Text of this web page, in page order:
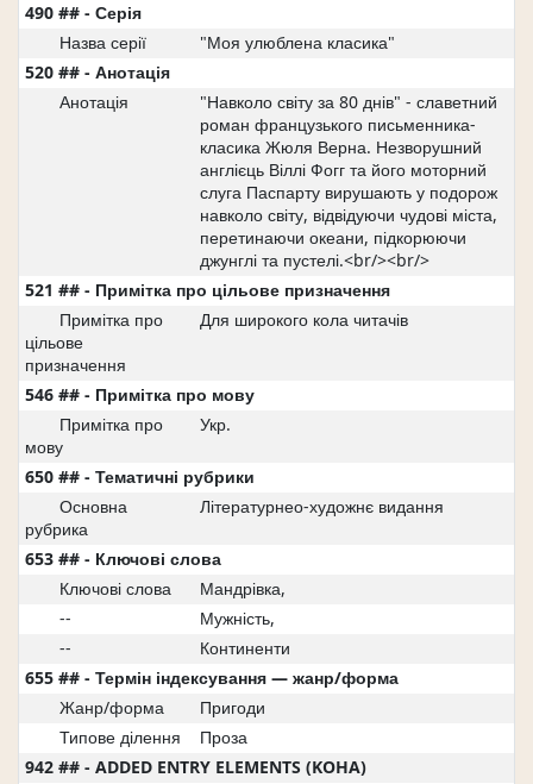
490 ## - Серія
Назва серії
"Моя улюблена класика"
520 ## - Анотація
Анотація
"Навколо світу за 80 днів" - славетний
роман французького письменника-
класика Жюля Верна. Незворушний
англієць Віллі Фогг та його моторний
слуга Паспарту вирушають у подорож
навколо світу, відвідуючи чудові міста,
перетинаючи океани, підкорюючи
джунглі та пустелі.<br/><br/>
521 ## - Примітка про цільове призначення
Примітка про
цільове
призначення
Для широкого кола читачів
546 ## - Примітка про мову
Примітка про
мову
Укр.
650 ## - Тематичні рубрики
Основна
рубрика
Літературнео-художнє видання
653 ## - Ключові слова
Ключові слова
Мандрівка,
--
Мужність,
--
Континенти
655 ## - Термін індексування — жанр/форма
Жанр/форма
Пригоди
Типове ділення
Проза
942 ## - ADDED ENTRY ELEMENTS (KOHA)